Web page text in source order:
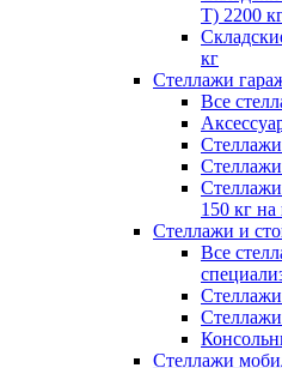
Т) 2200
кг
Стеллажи
Все
150 кг
Стеллажи и
Все
Стеллажи